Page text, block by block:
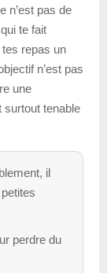
n’est pas de
te fait
tes repas un
n’est pas
une
surtout tenable
il
perdre du